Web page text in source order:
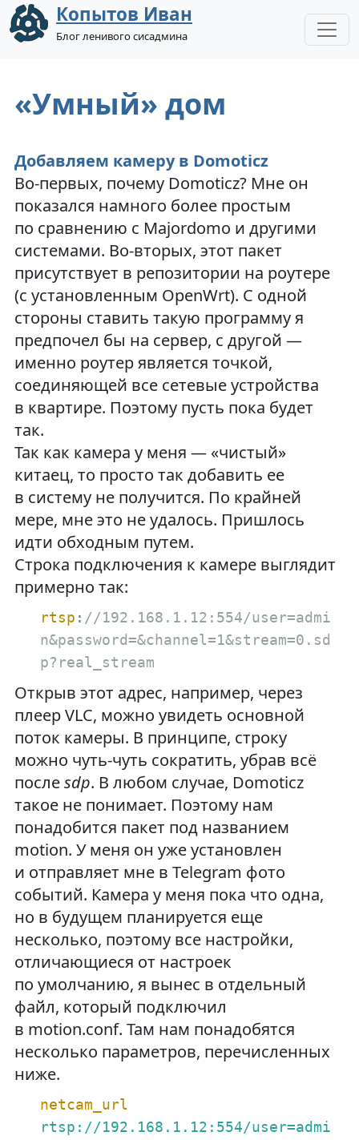
Копытов Иван
Блог ленивого сисадмина
«Умный» дом
Добавляем камеру в Domoticz
Во-первых, почему Domoticz? Мне он
показался намного более простым
по сравнению с Majordomo и другими
системами. Во-вторых, этот пакет
присутствует в репозитории на роутере
(с установленным OpenWrt). С одной
стороны ставить такую программу я
предпочел бы на сервер, с другой —
именно роутер является точкой,
соединяющей все сетевые устройства
в квартире. Поэтому пусть пока будет
так.
Так как камера у меня — «чистый»
китаец, то просто так добавить ее
в систему не получится. По крайней
мере, мне это не удалось. Пришлось
идти обходным путем.
Строка подключения к камере выглядит
примерно так:
rtsp : //192.168.1.12:554/user=admi
n&password=&channel=1&stream=0.sd
p?real_stream
Открыв этот адрес, например, через
плеер VLC, можно увидеть основной
поток камеры. В принципе, строку
можно чуть-чуть сократить, убрав всё
послеsdp. В любом случае, Domoticz
такое не понимает. Поэтому нам
понадобится пакет под названием
motion. У меня он уже установлен
и отправляет мне в Telegram фото
событий. Камера у меня пока что одна,
но в будущем планируется еще
несколько, поэтому все настройки,
отличающиеся от настроек
по умолчанию, я вынес в отдельный
файл, который подключил
в motion.conf. Там нам понадобятся
несколько параметров, перечисленных
ниже.
netcam_url
rtsp://192.168.1.12:554/user=admi